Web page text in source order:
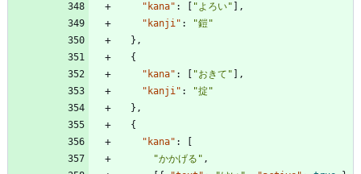
"kana" : "よろい"
,
"kanji" :
"鎧"
} ,
{
"kana" : "おきて"
,
"kanji" :
"掟"
} ,
{
"kana" :
"かかげる" ,